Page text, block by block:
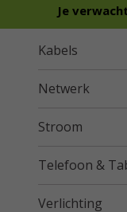
Je
Kabels
Netwerk
Stroom
Telefoon &
Verlichting